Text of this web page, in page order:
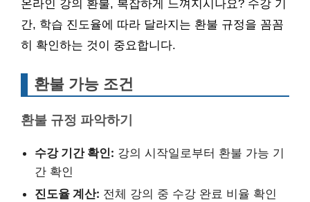
온라인 강의 환불, 복잡하게 느껴지시나요? 수강 기
간, 학습 진도율에 따라 달라지는 환불 규정을 꼼꼼
히 확인하는 것이 중요합니다.
환불 가능 조건
환불 규정 파악하기
수강 기간 확인: 강의 시작일로부터 환불 가능 기
간 확인
진도율 계산: 전체 강의 중 수강 완료 비율 확인